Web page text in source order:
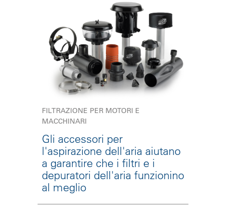
FILTRAZIONE PER MOTORI E
MACCHINARI
Gli accessori per
l'aspirazione dell'aria aiutano
a garantire che i filtri e i
depuratori dell'aria funzionino
al meglio